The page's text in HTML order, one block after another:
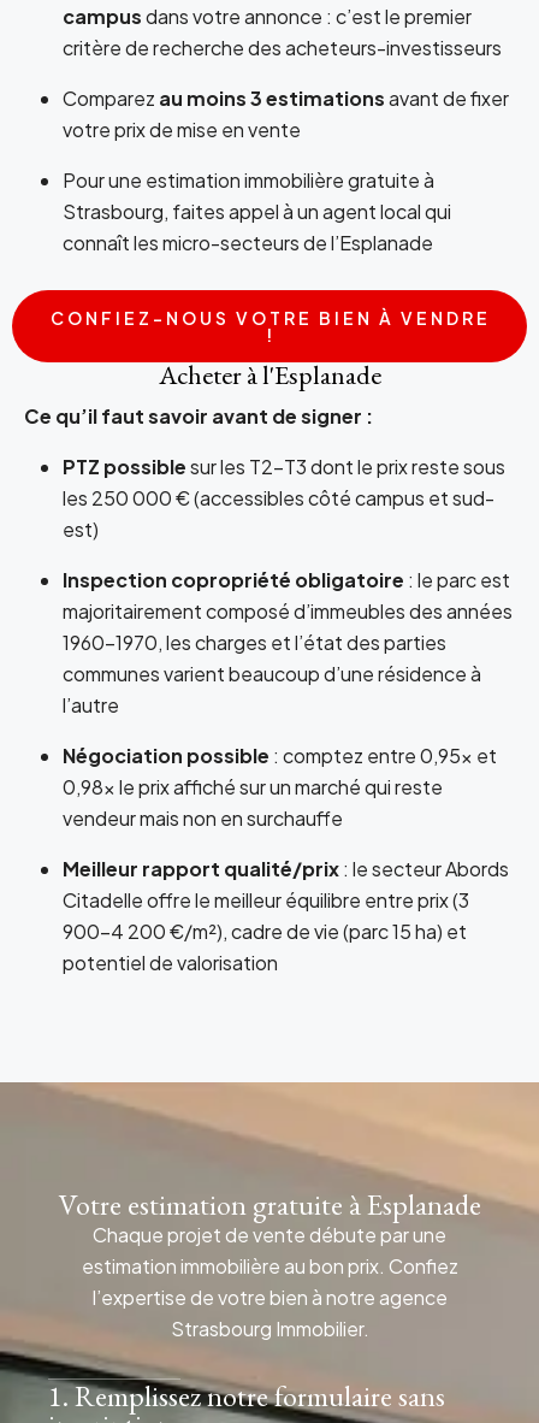
campusdans votre annonce : c’est le premier
critère de recherche des acheteurs-investisseurs
Comparez au moins 3 estimationsavant de fixer
votre prix de mise en vente
Pour une estimation immobilière gratuite à
Strasbourg, faites appel à un agent local qui
connaît les micro-secteurs de l’Esplanade
CONFIEZ-NOUS VOTRE BIEN À VENDRE
!
Acheter à l'Esplanade
Ce qu’il faut savoir avant de signer :
PTZ possiblesur les T2-T3 dont le prix reste sous
les 250 000 € (accessibles côté campus et sud-
est)
Inspection copropriété obligatoire : le parc est
majoritairement composé d’immeubles des années
1960-1970, les charges et l’état des parties
communes varient beaucoup d’une résidence à
l’autre
Négociation possible : comptez entre 0,95x et
0,98x le prix affiché sur un marché qui reste
vendeur mais non en surchauffe
Meilleur rapport qualité/prix: le secteur Abords
Citadelle offre le meilleur équilibre entre prix (3
900-4 200 €/m²), cadre de vie (parc 15 ha) et
potentiel de valorisation
Votre estimation gratuite à Esplanade
Chaque projet de vente débute par une
estimation immobilière au bon prix. Confiez
l’expertise de votre bien à notre agence
Strasbourg Immobilier.
1. Remplissez notre formulaire sans